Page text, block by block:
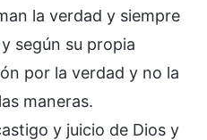
la verdad y siempre
según su propia
por la verdad y no la
maneras.
y juicio de Dios y